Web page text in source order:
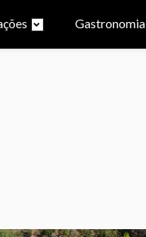
Gastronomia